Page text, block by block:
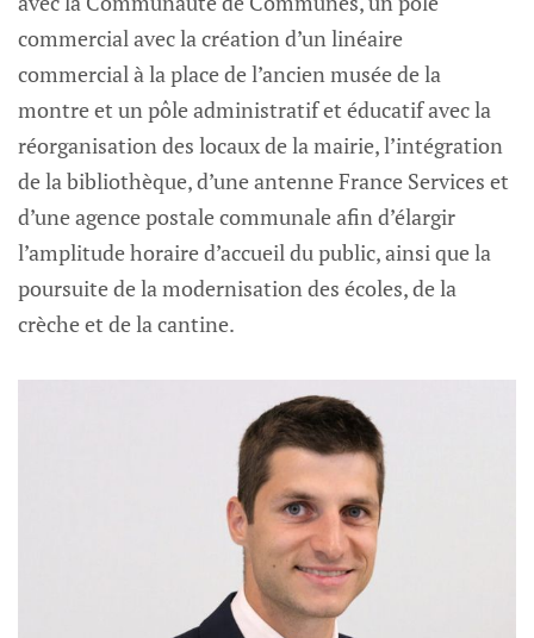
commercial avec la création d’un linéaire
commercial à la place de l’ancien musée de la
montre et un pôle administratif et éducatif avec la
réorganisation des locaux de la mairie, l’intégration
de la bibliothèque, d’une antenne France Services et
d’une agence postale communale afin d’élargir
l’amplitude horaire d’accueil du public, ainsi que la
poursuite de la modernisation des écoles, de la
crèche et de la cantine.